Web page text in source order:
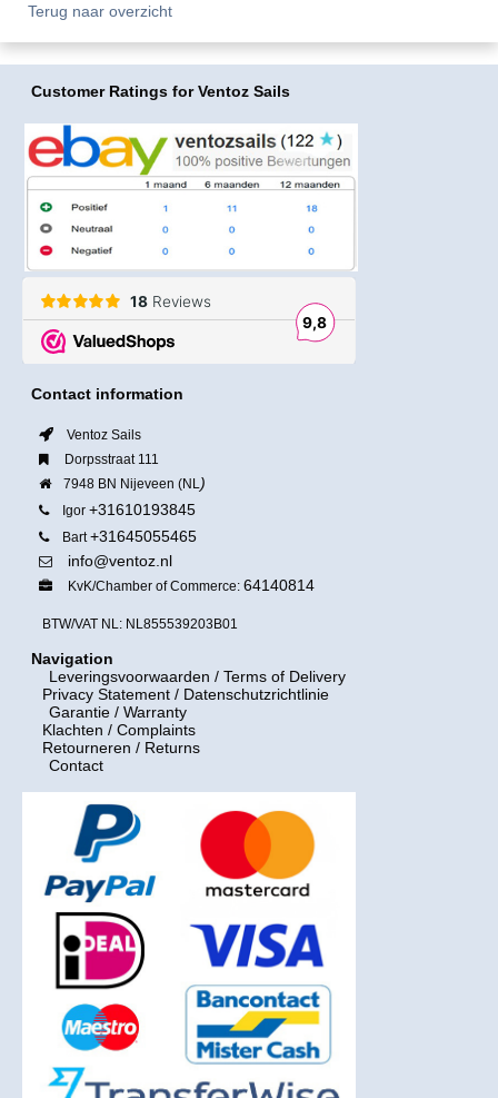
Terug naar overzicht
Customer Ratings for Ventoz Sails
Contact information
Ventoz Sails
Dorpsstraat 111
7948 BN Nijeveen (NL)
Igor +31610193845
Bart+31645055465
info@ventoz.nl
KvK/Chamber of Commerce: 64140814
BTW/VAT NL: NL855539203B01
Navigation
Leveringsvoorwaarden / Terms of Delivery
Privacy Statement / Datenschutzrichtlinie
Garantie / Warranty
Klachten / Complaints
Retourneren / Returns
Contact